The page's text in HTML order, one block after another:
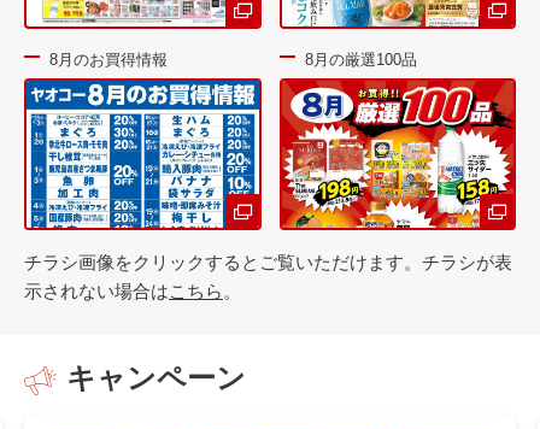
8月のお買得情報 8月の厳選100品
チラシ画像をクリックするとご覧いただけます。チラシが表
示されない場合はこちら 。
キャンペーン